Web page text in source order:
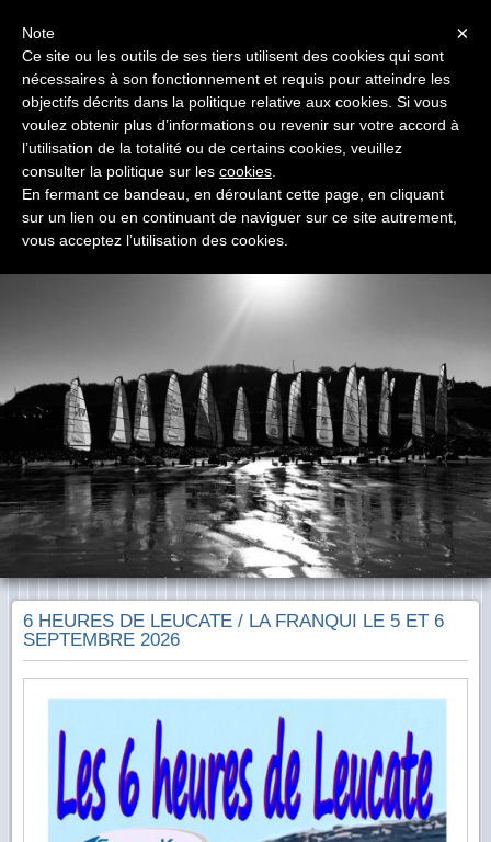
Blokart Team France
Association française des pilotes de Blokart
6 HEURES DE LEUCATE / LA FRANQUI LE 5 ET 6
SEPTEMBRE 2026
×
Note
Ce site ou les outils de ses tiers utilisent des cookies qui sont
nécessaires à son fonctionnement et requis pour atteindre les
objectifs décrits dans la politique relative aux cookies. Si vous
voulez obtenir plus d’informations ou revenir sur votre accord à
l’utilisation de la totalité ou de certains cookies, veuillez
consulter la politique sur les cookies
En fermant ce bandeau, en déroulant cette page, en cliquant
sur un lien ou en continuant de naviguer sur ce site autrement,
vous acceptez l’utilisation des cookies.